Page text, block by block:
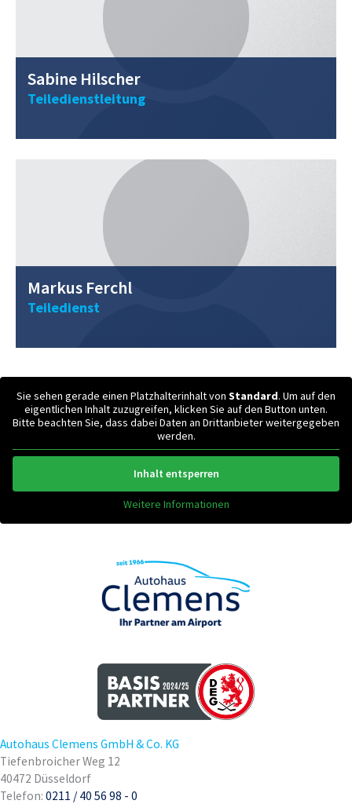
Sabine Hilscher
Teiledienstleitung
Markus Ferchl
Teiledienst
Sie sehen gerade einen Platzhalterinhalt von Standard. Um auf den
eigentlichen Inhalt zuzugreifen, klicken Sie auf den Button unten.
Bitte beachten Sie, dass dabei Daten an Drittanbieter weitergegeben
werden.
Inhalt entsperren
Weitere Informationen
Autohaus Clemens GmbH & Co. KG
Tiefenbroicher Weg 12
40472 Düsseldorf
Telefon: 0211 / 40 56 98 - 0